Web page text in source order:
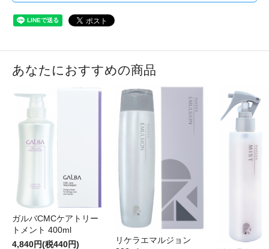
あなたにおすすめの商品
ガルバCMCケアトリー
トメント 400ml
4,840円(税440円)
リケラエマルジョン